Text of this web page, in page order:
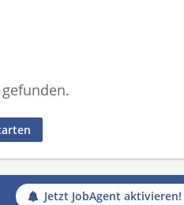
Jetzt JobAgent aktivieren!